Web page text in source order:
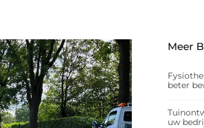
Meer
beter
uw